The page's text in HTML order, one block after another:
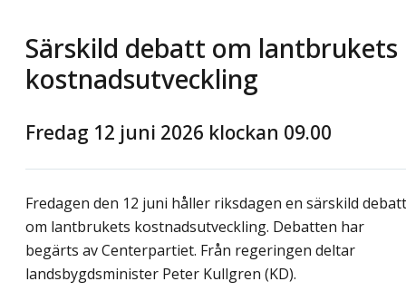
Särskild debatt om lantbrukets
kostnadsutveckling
Fredag 12 juni 2026 klockan 09.00
Fredagen den 12 juni håller riksdagen en särskild debatt
om lantbrukets kostnadsutveckling. Debatten har
begärts av Centerpartiet. Från regeringen deltar
landsbygdsminister Peter Kullgren (KD).